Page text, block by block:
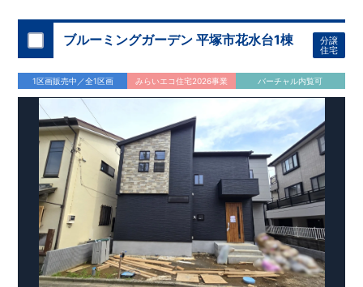
棟） ≪ ブルーミングガーデンのこだわり ≫←各タイトルをク
!! ■住宅性能評価ダブル取得 ! ・『設計』住宅性能評価 ‥‥
建物設計段階で、国が認めた第三機関が評価しております。 ・
るか、建設までに計
回チェックが行われます。 ・図面や書類
上だけでなく、「現場の施工状況」を検査した上で、品質を保
証しております。
体
・誰が何をやったかが明
確だからこそ、お客様の安心に繋がります。 ・設計、施工、営
業が協力しあい、最良のプランをご提供いたします。
・不要な
中間マージンを抑える事で、コストダウンに努めております。
ブルーミングガーデン 平塚市花水台1棟
分譲
住宅
1区画販売中／全1区画 みらいエコ住宅2026事業 バーチャル内覧可